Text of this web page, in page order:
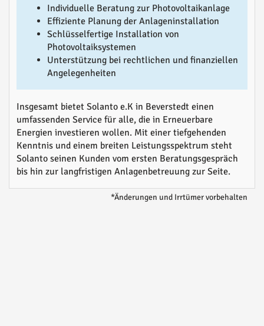
Individuelle Beratung zur Photovoltaikanlage
Effiziente Planung der Anlageninstallation
Schlüsselfertige Installation von
Photovoltaiksystemen
Unterstützung bei rechtlichen und finanziellen
Angelegenheiten
Insgesamt bietet Solanto e.K in Beverstedt einen
umfassenden Service für alle, die in Erneuerbare
Energien investieren wollen. Mit einer tiefgehenden
Kenntnis und einem breiten Leistungsspektrum steht
Solanto seinen Kunden vom ersten Beratungsgespräch
bis hin zur langfristigen Anlagenbetreuung zur Seite.
*Änderungen und Irrtümer vorbehalten